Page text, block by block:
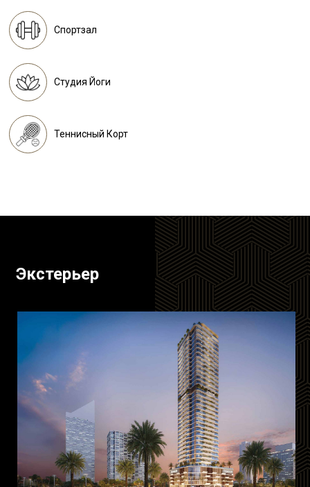
Спортзал
Студия Йоги
Теннисный Корт
Экстерьер